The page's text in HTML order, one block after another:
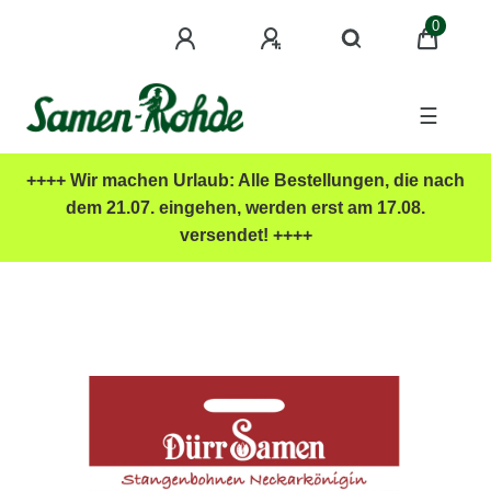
0
☰
++++ Wir machen Urlaub: Alle Bestellungen, die nach
dem 21.07. eingehen, werden erst am 17.08.
versendet! ++++